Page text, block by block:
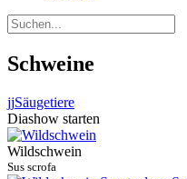
Schweine
jjSäugetiere
Diashow starten
Wildschwein
Sus scrofa